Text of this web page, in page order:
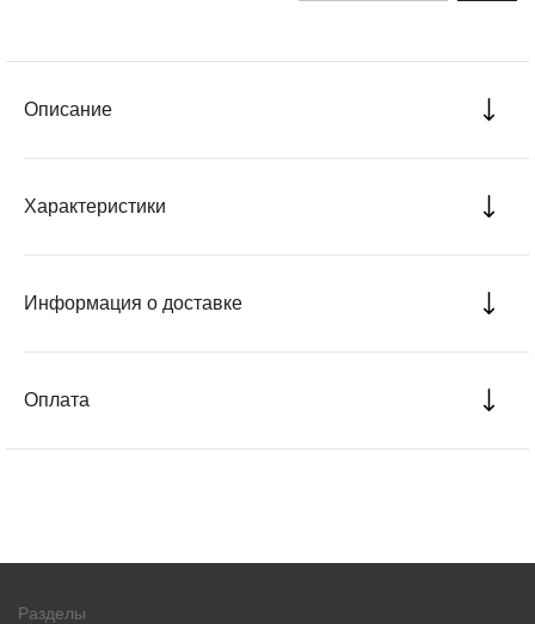
Описание
Характеристики
Информация о доставке
Оплата
Разделы